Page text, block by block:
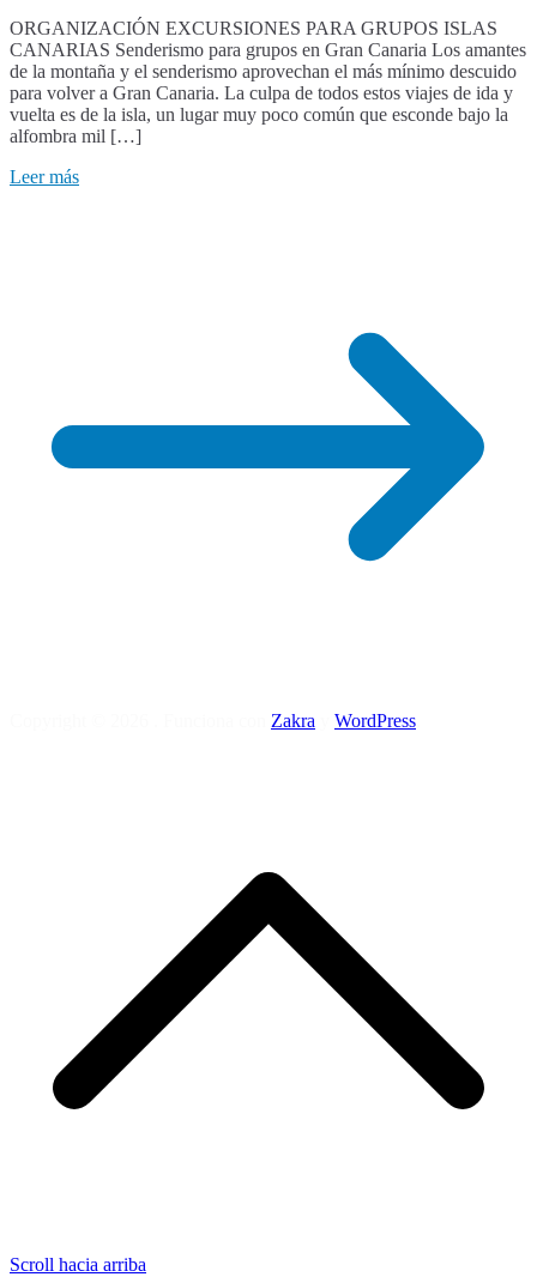
ORGANIZACIÓN EXCURSIONES PARA GRUPOS ISLAS
CANARIAS Senderismo para grupos en Gran Canaria Los amantes
de la montaña y el senderismo aprovechan el más mínimo descuido
para volver a Gran Canaria. La culpa de todos estos viajes de ida y
vuelta es de la isla, un lugar muy poco común que esconde bajo la
alfombra mil […]
Leer más
Zakra WordPress
Scroll hacia arriba